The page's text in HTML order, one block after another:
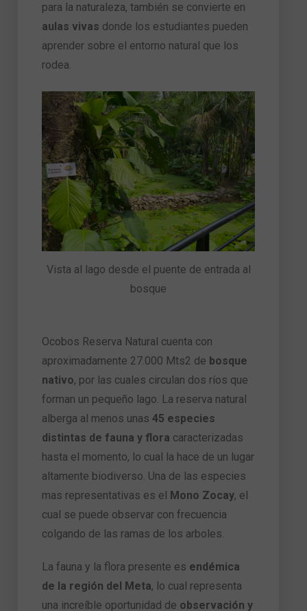
para la naturaleza, también se convierte en
aulas vivas donde los estudiantes pueden
aprender sobre el entorno natural que los
rodea.
Vista al lago desde el puente de entrada al
bosque
Ocobos Reserva Natural cuenta con
aproximadamente 27.000 Mts2 de bosque
nativo, por las cuales circulan dos ríos que
forman un pequeño lago. La reserva natural
alberga al menos unas 45 especies
distintas de fauna y flora caracterizadas
hasta el momento, lo cual la hace de un lugar
altamente biodiverso. Una de las especies
mas representativas es el
Mono Zocay, el
cual se puede observar con frecuencia
colgando de las ramas de los arboles.
La fauna y la flora presente es endémica
de la región del Meta, lo cual representa
una increíble oportunidad de observación y